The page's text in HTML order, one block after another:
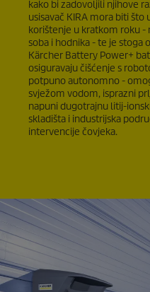
kako bi zadovoljili njihove
usisavač KIRA mora biti što
korištenje u kratkom roku -
soba i hodnika - te je
Kärcher Battery Power+
osiguravaju čišćenje s
potpuno autonomno -
svježom vodom, isprazni
napuni dugotrajnu litij-
skladišta i industrijska
intervencije čovjeka.